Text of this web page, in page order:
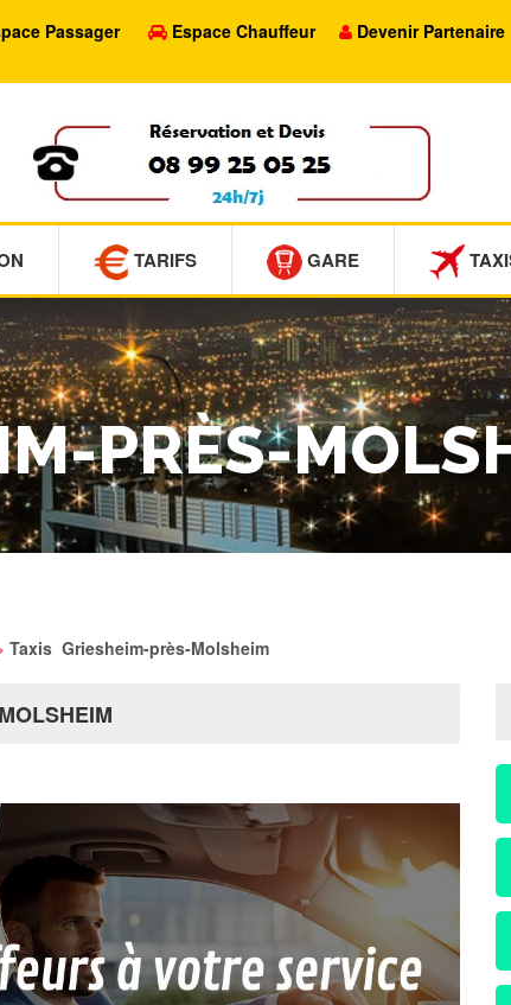
Passager Espace Chauffeur Devenir Partenaire
TARIFS GARE
PRÈS-
Taxis Griesheim-près-Molsheim